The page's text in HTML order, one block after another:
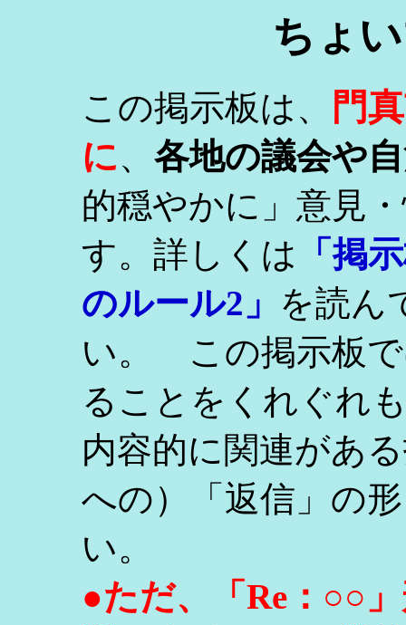
ちょ
この掲示板は、
門
に、 各地の議会や
的穏やかに」意見
す。詳しくは
「掲
のルール2」 を読ん
い。 この掲示板で
ることをくれぐれ
内容的に関連があ
への）「返信」の
い。
●ただ、「Re：○○